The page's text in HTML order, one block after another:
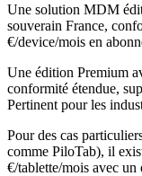
Une solution MDM
souverain France,
€/device/mois en
Une édition Premium
conformité étendue,
Pertinent pour les
Pour des cas
comme PiloTab), il
€/tablette/mois avec